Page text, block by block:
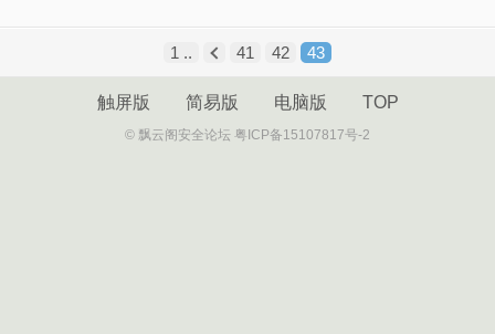
1 .. 41 42 43
触屏版 简易版 电脑版 TOP
© 飘云阁安全论坛 粤ICP备15107817号-2